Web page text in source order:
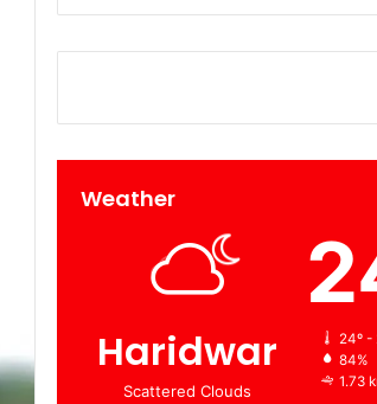
Weather
Haridwar
Scattered Clouds
24º -
84%
1.73